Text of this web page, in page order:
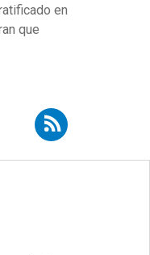
en
que
Vidal